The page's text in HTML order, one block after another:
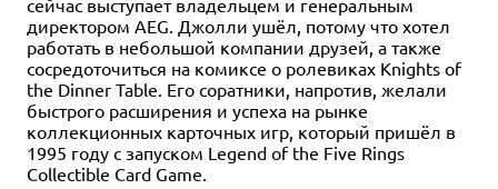
директором AEG. Джолли ушёл, потому что хотел
работать в небольшой компании друзей, а также
сосредоточиться на комиксе о ролевиках Knights of
the Dinner Table. Его соратники, напротив, желали
быстрого расширения и успеха на рынке
коллекционных карточных игр, который пришёл в
1995 году с запуском Legend of the Five Rings
Collectible Card Game.